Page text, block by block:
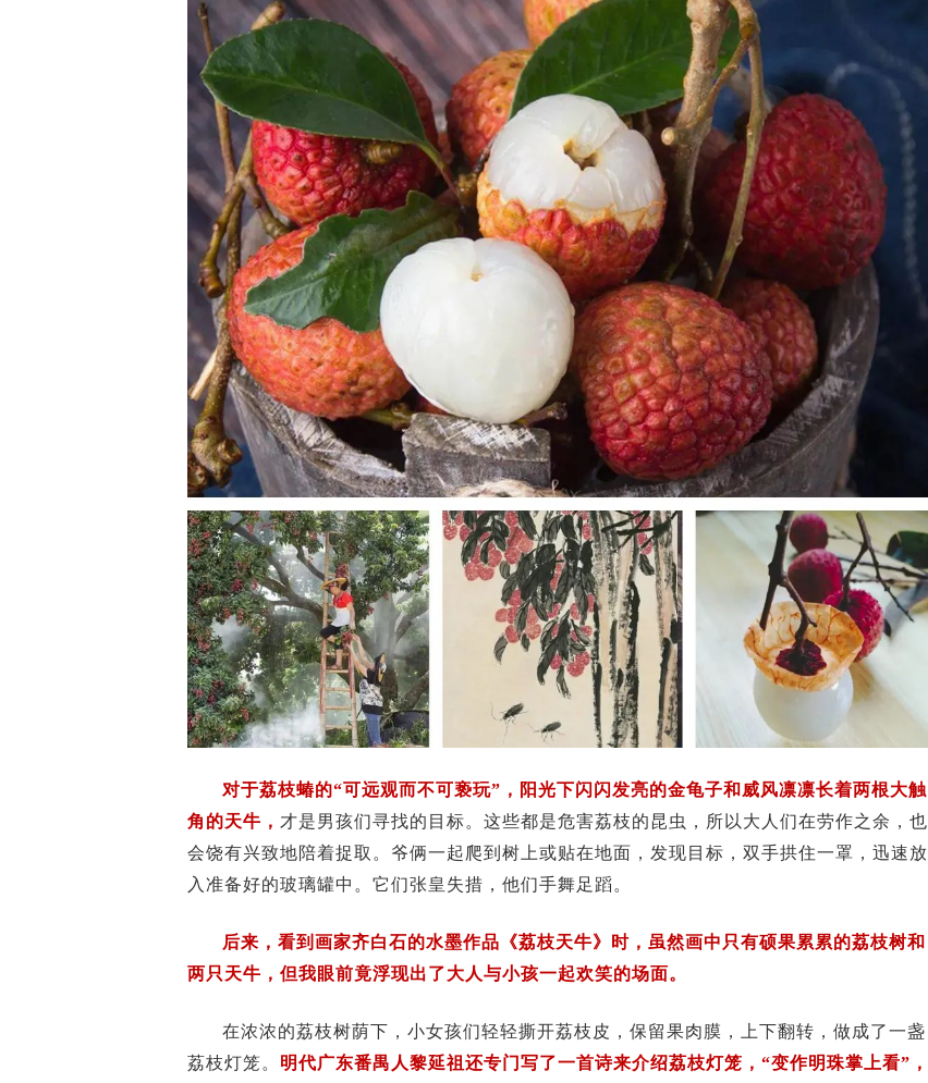
对于荔枝蝽的“可远观而不可亵玩”，阳光下闪闪发亮的金龟子和威风凛凛长着两根大触
角的天牛， 才是男孩们寻找的目标。这些都是危害荔枝的昆虫，所以大人们在劳作之余，也
会饶有兴致地陪着捉取。爷俩一起爬到树上或贴在地面，发现目标，双手拱住一罩，迅速放
入准备好的玻璃罐中。它们张皇失措，他们手舞足蹈。
后来，看到画家齐白石的水墨作品《荔枝天牛》时，虽然画中只有硕果累累的荔枝树和
两只天牛，但我眼前竟浮现出了大人与小孩一起欢笑的场面。
在浓浓的荔枝树荫下，小女孩们轻轻撕开荔枝皮，保留果肉膜，上下翻转，做成了一盏
荔枝灯笼。 明代广东番禺人黎延祖还专门写了一首诗来介绍荔枝灯笼，“变作明珠掌上看”，